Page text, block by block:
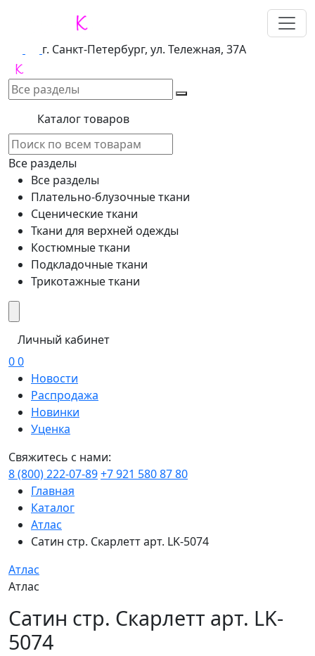
г. Санкт-Петербург, ул. Тележная, 37А
Каталог товаров
Все разделы
Все разделы
Плательно-блузочные ткани
Сценические ткани
Ткани для верхней одежды
Костюмные ткани
Подкладочные ткани
Трикотажные ткани
Личный кабинет
00
Новости
Распродажа
Новинки
Уценка
Свяжитесь с нами:
8 (800) 222-07-89+7 921 580 87 80
Главная
Каталог
Атлас
Сатин стр. Скарлетт арт. LK-5074
Атлас
Атлас
Сатин стр. Скарлетт арт. LK-
5074